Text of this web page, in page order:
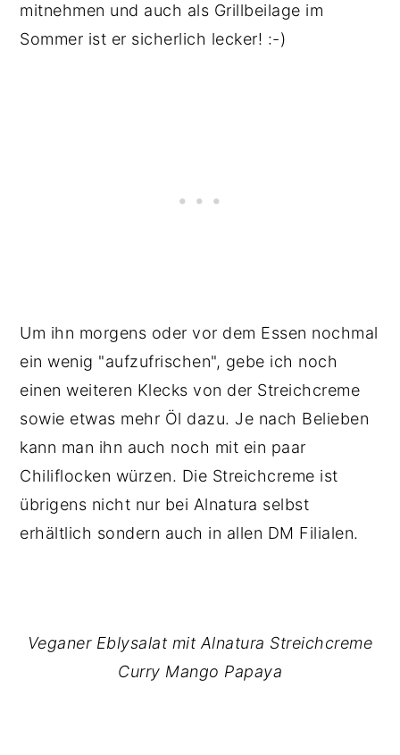
mitnehmen und auch als Grillbeilage im
Sommer ist er sicherlich lecker! :-)
Um ihn morgens oder vor dem Essen nochmal
ein wenig "aufzufrischen", gebe ich noch
einen weiteren Klecks von der Streichcreme
sowie etwas mehr Öl dazu. Je nach Belieben
kann man ihn auch noch mit ein paar
Chiliflocken würzen. Die Streichcreme ist
übrigens nicht nur bei Alnatura selbst
erhältlich sondern auch in allen DM Filialen.
Veganer Eblysalat mit Alnatura Streichcreme
Curry Mango Papaya